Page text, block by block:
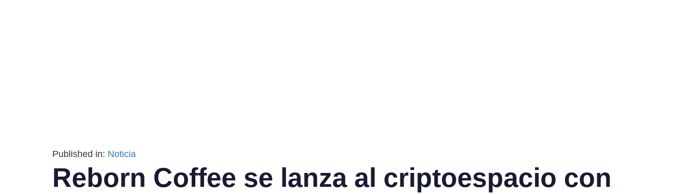
Published in: Noticia
Reborn Coffee se lanza al criptoespacio con